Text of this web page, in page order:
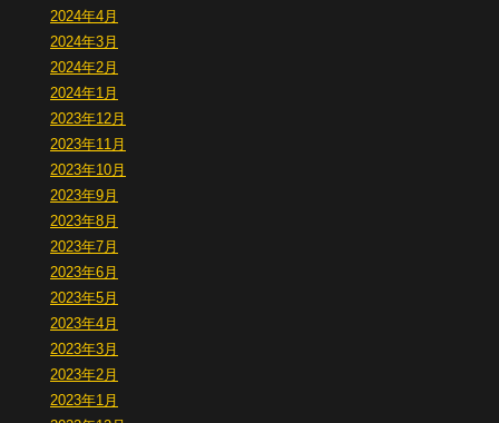
2024年4月
2024年3月
2024年2月
2024年1月
2023年12月
2023年11月
2023年10月
2023年9月
2023年8月
2023年7月
2023年6月
2023年5月
2023年4月
2023年3月
2023年2月
2023年1月